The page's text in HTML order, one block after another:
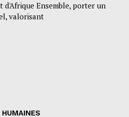
Ensemble, porter un
valorisant